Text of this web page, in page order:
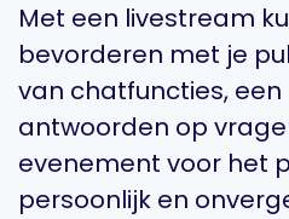
Met een livestream
bevorderen met je
van chatfuncties,
antwoorden op
evenement voor het
persoonlijk en